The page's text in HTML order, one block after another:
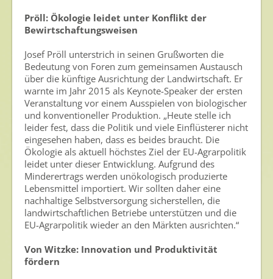
Pröll: Ökologie leidet unter Konflikt der
Bewirtschaftungsweisen
Josef Pröll unterstrich in seinen Grußworten die
Bedeutung von Foren zum gemeinsamen Austausch
über die künftige Ausrichtung der Landwirtschaft. Er
warnte im Jahr 2015 als Keynote-Speaker der ersten
Veranstaltung vor einem Ausspielen von biologischer
und konventioneller Produktion. „Heute stelle ich
leider fest, dass die Politik und viele Einflüsterer nicht
eingesehen haben, dass es beides braucht. Die
Ökologie als aktuell höchstes Ziel der EU-Agrarpolitik
leidet unter dieser Entwicklung. Aufgrund des
Minderertrags werden unökologisch produzierte
Lebensmittel importiert. Wir sollten daher eine
nachhaltige Selbstversorgung sicherstellen, die
landwirtschaftlichen Betriebe unterstützen und die
EU-Agrarpolitik wieder an den Märkten ausrichten.“
Von Witzke: Innovation und Produktivität
fördern